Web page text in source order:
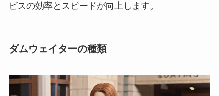
ビスの効率とスピードが向上します。
ダムウェイターの種類